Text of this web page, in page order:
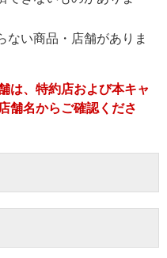
ない商品・店舗がありま
は、特約店および本キャ
舗名からご確認くださ